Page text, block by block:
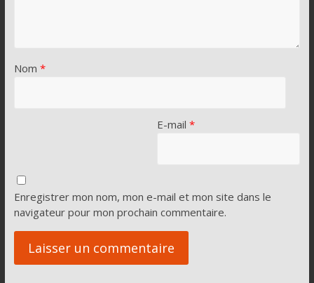
Nom *
E-mail *
Enregistrer mon nom, mon e-mail et mon site dans le
navigateur pour mon prochain commentaire.